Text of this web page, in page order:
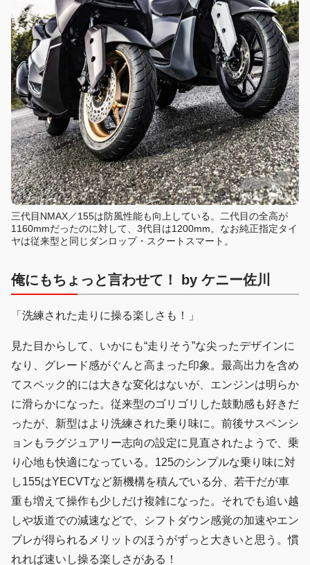
三代目NMAX／155は防風性能も向上している。二代目の全高が
1160mmだったのに対して、3代目は1200mm。なお純正指定タイ
ヤは従来型と同じダンロップ・スクートスマート。
俺にもちょっと言わせて！ by ケニー佐川
「洗練された走りに操る楽しさも！」
見た目からして、いかにも“走りそう”な尖ったデザインに
なり、グレード感がぐんと高まった印象。最高出力を含め
てスペック的には大きな変化はないが、エンジンは明らか
に滑らかになった。従来型のゴリゴリした鼓動感も好きだ
ったが、新型はより洗練された乗り味に。前後サスペンシ
ョンもラグジュアリー志向の設定に見直されたようで、乗
り心地も快適になっている。125のシンプルな乗り味に対
し155はYECVTなど新機構を積んでいる分、若干だが車
重も増えて操作も少しだけ複雑になった。それでも追い越
しや坂道での減速などで、シフトダウン感覚の加速やエン
ブレが得られるメリットのほうがずっと大きいと思う。慣
れれば速いし操る楽しさがある！